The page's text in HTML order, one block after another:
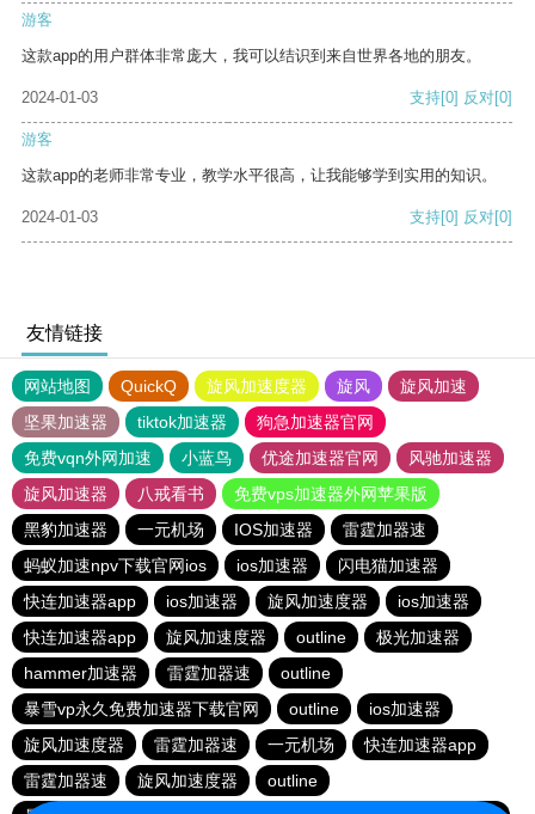
游客
这款app的用户群体非常庞大，我可以结识到来自世界各地的朋友。
2024-01-03 支持[0] 反对[0]
游客
这款app的老师非常专业，教学水平很高，让我能够学到实用的知识。
2024-01-03 支持[0] 反对[0]
友情链接
网站地图 QuickQ 旋风加速度器 旋风
旋风加速
坚果加速器
tiktok加速器
狗急加速器官网
免费vqn外网加速
小蓝鸟 优途加速器官网
风驰加速器
旋风加速器
八戒看书
免费vps加速器外网苹果版
黑豹加速器
一元机场 IOS加速器
雷霆加器速
蚂蚁加速npv下载官网ios
ios加速器
闪电猫加速器
快连加速器app
ios加速器 旋风加速度器
ios加速器
快连加速器app
旋风加速度器 outline
极光加速器
hammer加速器
雷霆加器速
outline
暴雪vp永久免费加速器下载官网
outline
ios加速器
旋风加速度器
雷霆加器速 一元机场
快连加速器app
雷霆加器速
旋风加速度器
outline